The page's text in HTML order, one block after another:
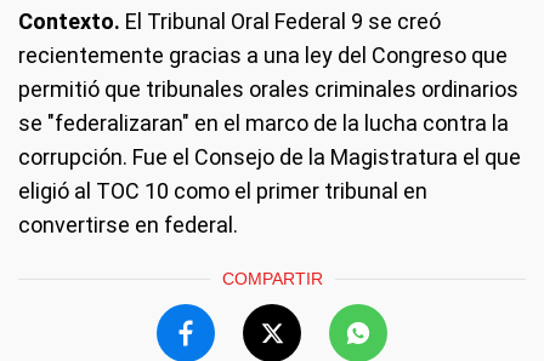
Contexto. El Tribunal Oral Federal 9 se creó
recientemente gracias a una ley del Congreso que
permitió que tribunales orales criminales ordinarios
se "federalizaran" en el marco de la lucha contra la
corrupción. Fue el Consejo de la Magistratura el que
eligió al TOC 10 como el primer tribunal en
convertirse en federal.
COMPARTIR